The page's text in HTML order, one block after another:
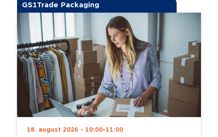
GS1Trade Packaging
18. august 2026 - 10:00-11:00